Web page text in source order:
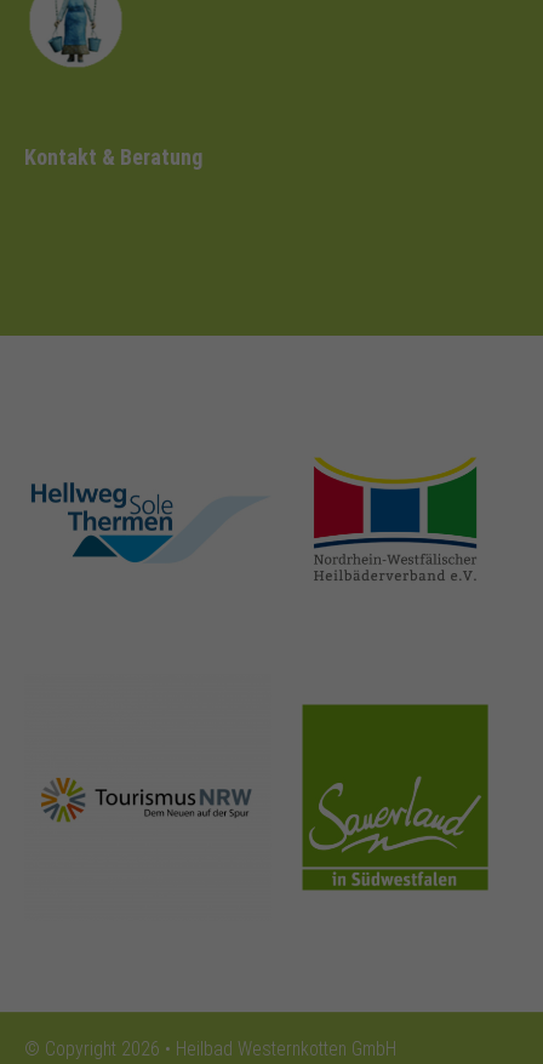
Kontakt & Beratung
hellweg-sole-
thermen.de
heilbaeder.de
nrw-
tourismus.de
sauerland.co
m
© Copyright 2026 • Heilbad Westernkotten GmbH